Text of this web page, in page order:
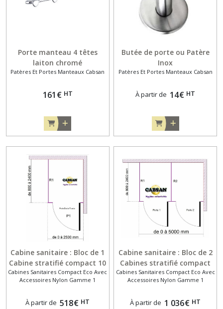
Porte manteau 4 têtes
laiton chromé
Patères Et Portes Manteaux Cabsan
161 € HT
Butée de porte ou Patère
Inox
Patères Et Portes Manteaux Cabsan
À partir de 14€ HT
Cabine sanitaire : Bloc de 1
Cabine stratifié compact 10
mm entre 2 murs . Gamme
Eco avec Accessoires Nylon
Cabines Sanitaires Compact Eco Avec
Accessoires Nylon Gamme 1
À partir de 518€ HT
Cabine sanitaire : Bloc de 2
Cabines stratifié compact
10 mm entre 2 murs .
Gamme Eco avec
Cabines Sanitaires Compact Eco Avec
Accessoires Nylon Gamme 1
À partir de 1 036€ HT